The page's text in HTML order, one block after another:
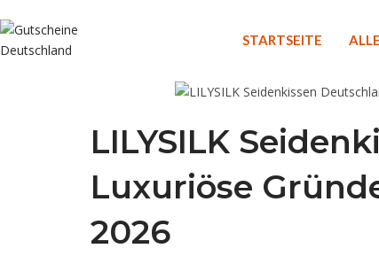
STARTSEITE
LILYSILK
Luxuriöse
2026